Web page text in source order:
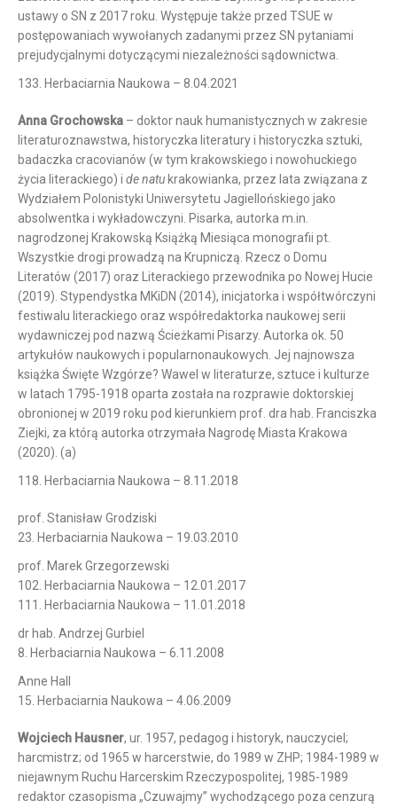
ustawy o SN z 2017 roku. Występuje także przed TSUE w
postępowaniach wywołanych zadanymi przez SN pytaniami
prejudycjalnymi dotyczącymi niezależności sądownictwa.
133. Herbaciarnia Naukowa – 8.04.2021
Anna Grochowska – doktor nauk humanistycznych w zakresie
literaturoznawstwa, historyczka literatury i historyczka sztuki,
badaczka cracovianów (w tym krakowskiego i nowohuckiego
życia literackiego) i de natu krakowianka, przez lata związana z
Wydziałem Polonistyki Uniwersytetu Jagiellońskiego jako
absolwentka i wykładowczyni. Pisarka, autorka m.in.
nagrodzonej Krakowską Książką Miesiąca monografii pt.
Wszystkie drogi prowadzą na Krupniczą. Rzecz o Domu
Literatów (2017) oraz Literackiego przewodnika po Nowej Hucie
(2019). Stypendystka MKiDN (2014), inicjatorka i współtwórczyni
festiwalu literackiego oraz współredaktorka naukowej serii
wydawniczej pod nazwą Ścieżkami Pisarzy. Autorka ok. 50
artykułów naukowych i popularnonaukowych. Jej najnowsza
książka Święte Wzgórze? Wawel w literaturze, sztuce i kulturze
w latach 1795-1918 oparta została na rozprawie doktorskiej
obronionej w 2019 roku pod kierunkiem prof. dra hab. Franciszka
Ziejki, za którą autorka otrzymała Nagrodę Miasta Krakowa
(2020). (a)
118. Herbaciarnia Naukowa – 8.11.2018
prof. Stanisław Grodziski
23. Herbaciarnia Naukowa – 19.03.2010
prof. Marek Grzegorzewski
102. Herbaciarnia Naukowa – 12.01.2017
111. Herbaciarnia Naukowa – 11.01.2018
dr hab. Andrzej Gurbiel
8. Herbaciarnia Naukowa – 6.11.2008
Anne Hall
15. Herbaciarnia Naukowa – 4.06.2009
Wojciech Hausner, ur. 1957, pedagog i historyk, nauczyciel;
harcmistrz; od 1965 w harcerstwie, do 1989 w ZHP; 1984-1989 w
niejawnym Ruchu Harcerskim Rzeczypospolitej, 1985-1989
redaktor czasopisma „Czuwajmy” wychodzącego poza cenzurą